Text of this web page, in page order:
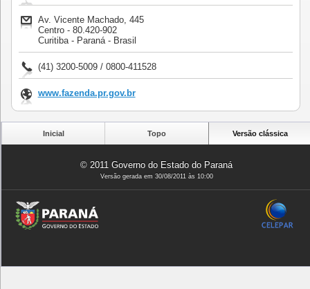
Av. Vicente Machado, 445
Centro - 80.420-902
Curitiba - Paraná - Brasil
(41) 3200-5009 / 0800-411528
www.fazenda.pr.gov.br
Inicial Topo Versão clássica
© 2011 Governo do Estado do Paraná
Versão gerada em 30/08/2011 às 10:00